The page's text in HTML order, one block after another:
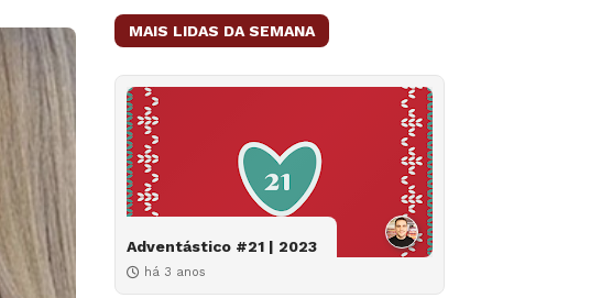
MAIS LIDAS DA SEMANA
Adventástico #21 | 2023
há 3 anos